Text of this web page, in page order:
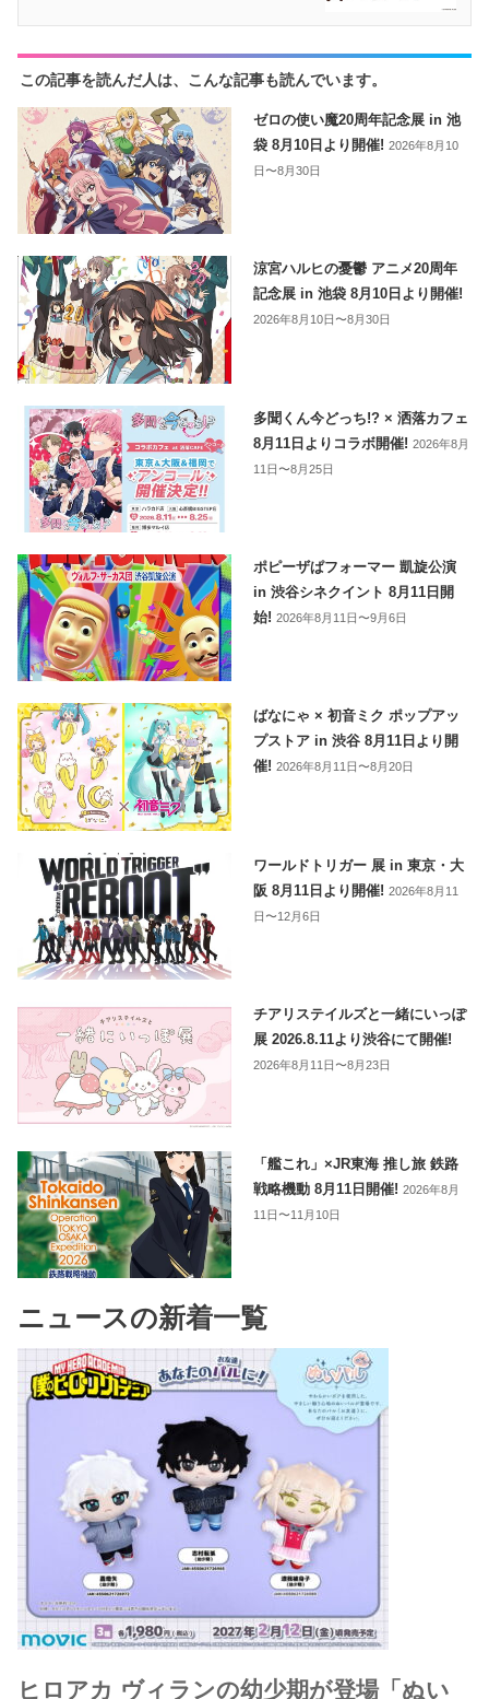
この記事を読んだ人は、こんな記事も読んでいます。
ゼロの使い魔20周年記念展 in 池
袋 8月10日より開催!2026年8月10
日〜8月30日
涼宮ハルヒの憂鬱 アニメ20周年
記念展 in 池袋 8月10日より開催!
2026年8月10日〜8月30日
多聞くん今どっち!? × 洒落カフェ
8月11日よりコラボ開催!2026年8月
11日〜8月25日
ポピーザぱフォーマー 凱旋公演
in 渋谷シネクイント 8月11日開
始!2026年8月11日〜9月6日
ばなにゃ × 初音ミク ポップアッ
プストア in 渋谷 8月11日より開
催!2026年8月11日〜8月20日
ワールドトリガー 展 in 東京・大
阪 8月11日より開催!2026年8月11
日〜12月6日
チアリステイルズと一緒にいっぽ
展 2026.8.11より渋谷にて開催!
2026年8月11日〜8月23日
「艦これ」×JR東海 推し旅 鉄路
戦略機動 8月11日開催!2026年8月
11日〜11月10日
ニュースの新着一覧
ヒロアカ ヴィランの幼少期が登場「ぬい